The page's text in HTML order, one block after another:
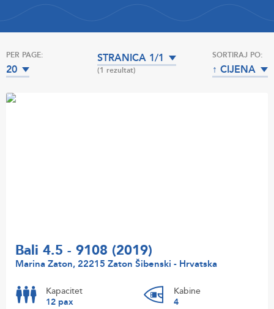
PER PAGE:
20
STRANICA 1/1
(1 rezultat)
SORTIRAJ PO:
↑ CIJENA
Bali 4.5 - 9108 (2019)
Marina Zaton, 22215 Zaton Šibenski - Hrvatska
Kapacitet
12 pax
Kabine
4